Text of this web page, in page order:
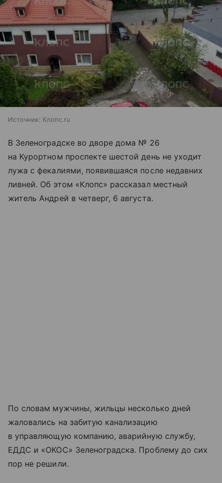
Источник: Клопс.ru
В Зеленоградскево дворе дома № 26
на Курортном проспекте шестой день не уходит
лужа с фекалиями, появившаяся после недавних
ливней. Об этом «Клопс» рассказал местный
житель Андрей в четверг, 6 августа.
По словам мужчины, жильцы несколько дней
жаловались на забитую канализацию
в управляющую компанию, аварийную службу,
ЕДДС и «ОКОС» Зеленоградска. Проблему до сих
пор не решили.